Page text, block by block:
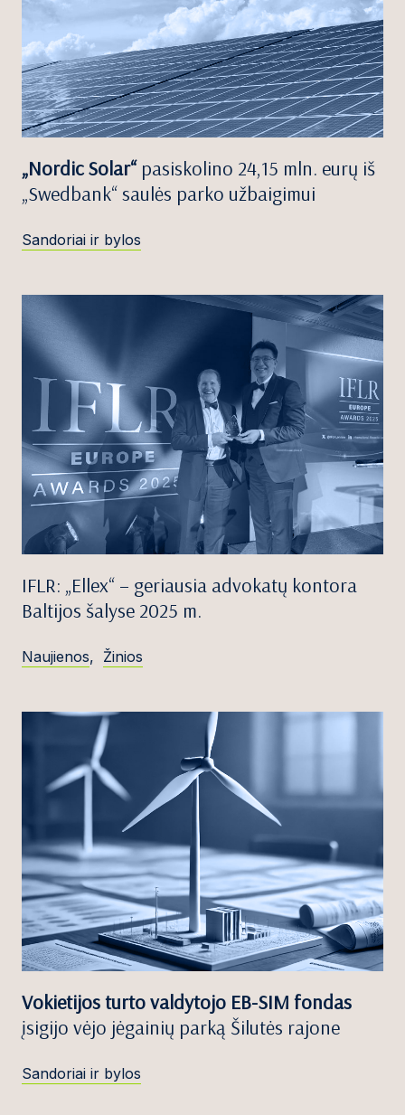
„Nordic Solar“pasiskolino 24,15 mln. eurų iš
„Swedbank“ saulės parko užbaigimui
Sandoriai ir bylos
IFLR: „Ellex“ – geriausia advokatų kontora
Baltijos šalyse 2025 m.
Naujienos, Žinios
Vokietijos turto valdytojo EB-SIM fondas
įsigijo vėjo jėgainių parką Šilutės rajone
Sandoriai ir bylos